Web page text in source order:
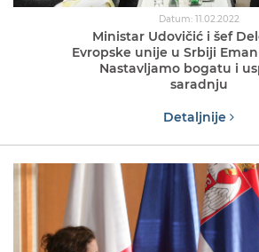
Datum: 11.02.2022
Ministar Udovičić i šef
Evropske unije u Srbiji
Nastavljamo bogatu i
saradnju
Detaljnije